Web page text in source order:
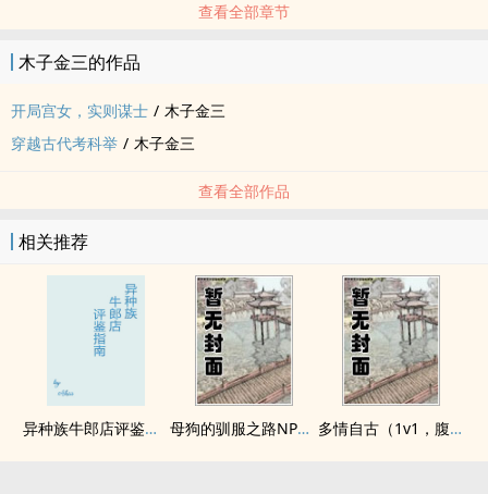
查看全部章节
木子金三的作品
开局宫女，实则谋士 / 木子金三
穿越古代考科举 / 木子金三
查看全部作品
相关推荐
异种族牛郎店评鉴指南 母狗的驯服之路NP（强制爱） 多情自古（1v1，腹黑内侍咸鱼皇后）